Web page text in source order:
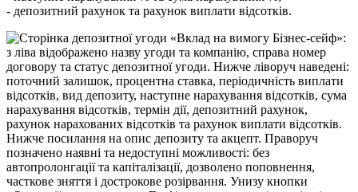
- депозитний рахунок та рахунок виплати відсотків.